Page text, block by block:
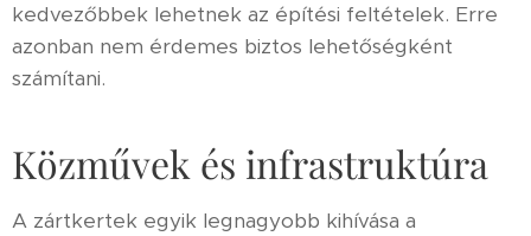
kedvezőbbek lehetnek az építési feltételek. Erre
azonban nem érdemes biztos lehetőségként
számítani.
Közművek és infrastruktúra
A zártkertek egyik legnagyobb kihívása a